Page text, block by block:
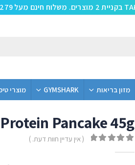
מזון בריאות GYMSHARK מוצרי
Pancake 45g
( אין עדיין חוות דעת. )